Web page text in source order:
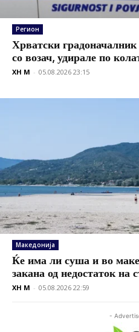
Регион
Хрватски
со возач, удирале по
XH M - 05.08.2026 23:15
Македонија
Ќе има ли суша и во
закана од недостаток на
XH M - 05.08.2026 22:59
-